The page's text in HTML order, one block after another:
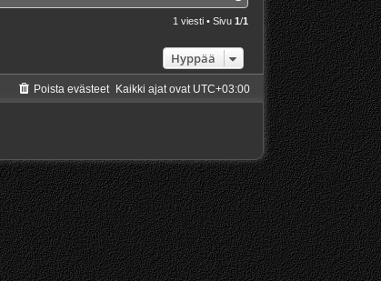
l
ö
1 viesti • Sivu 1/1
Hyppää
Kaikki ajat ovat UTC+03:00
Poista evästeet